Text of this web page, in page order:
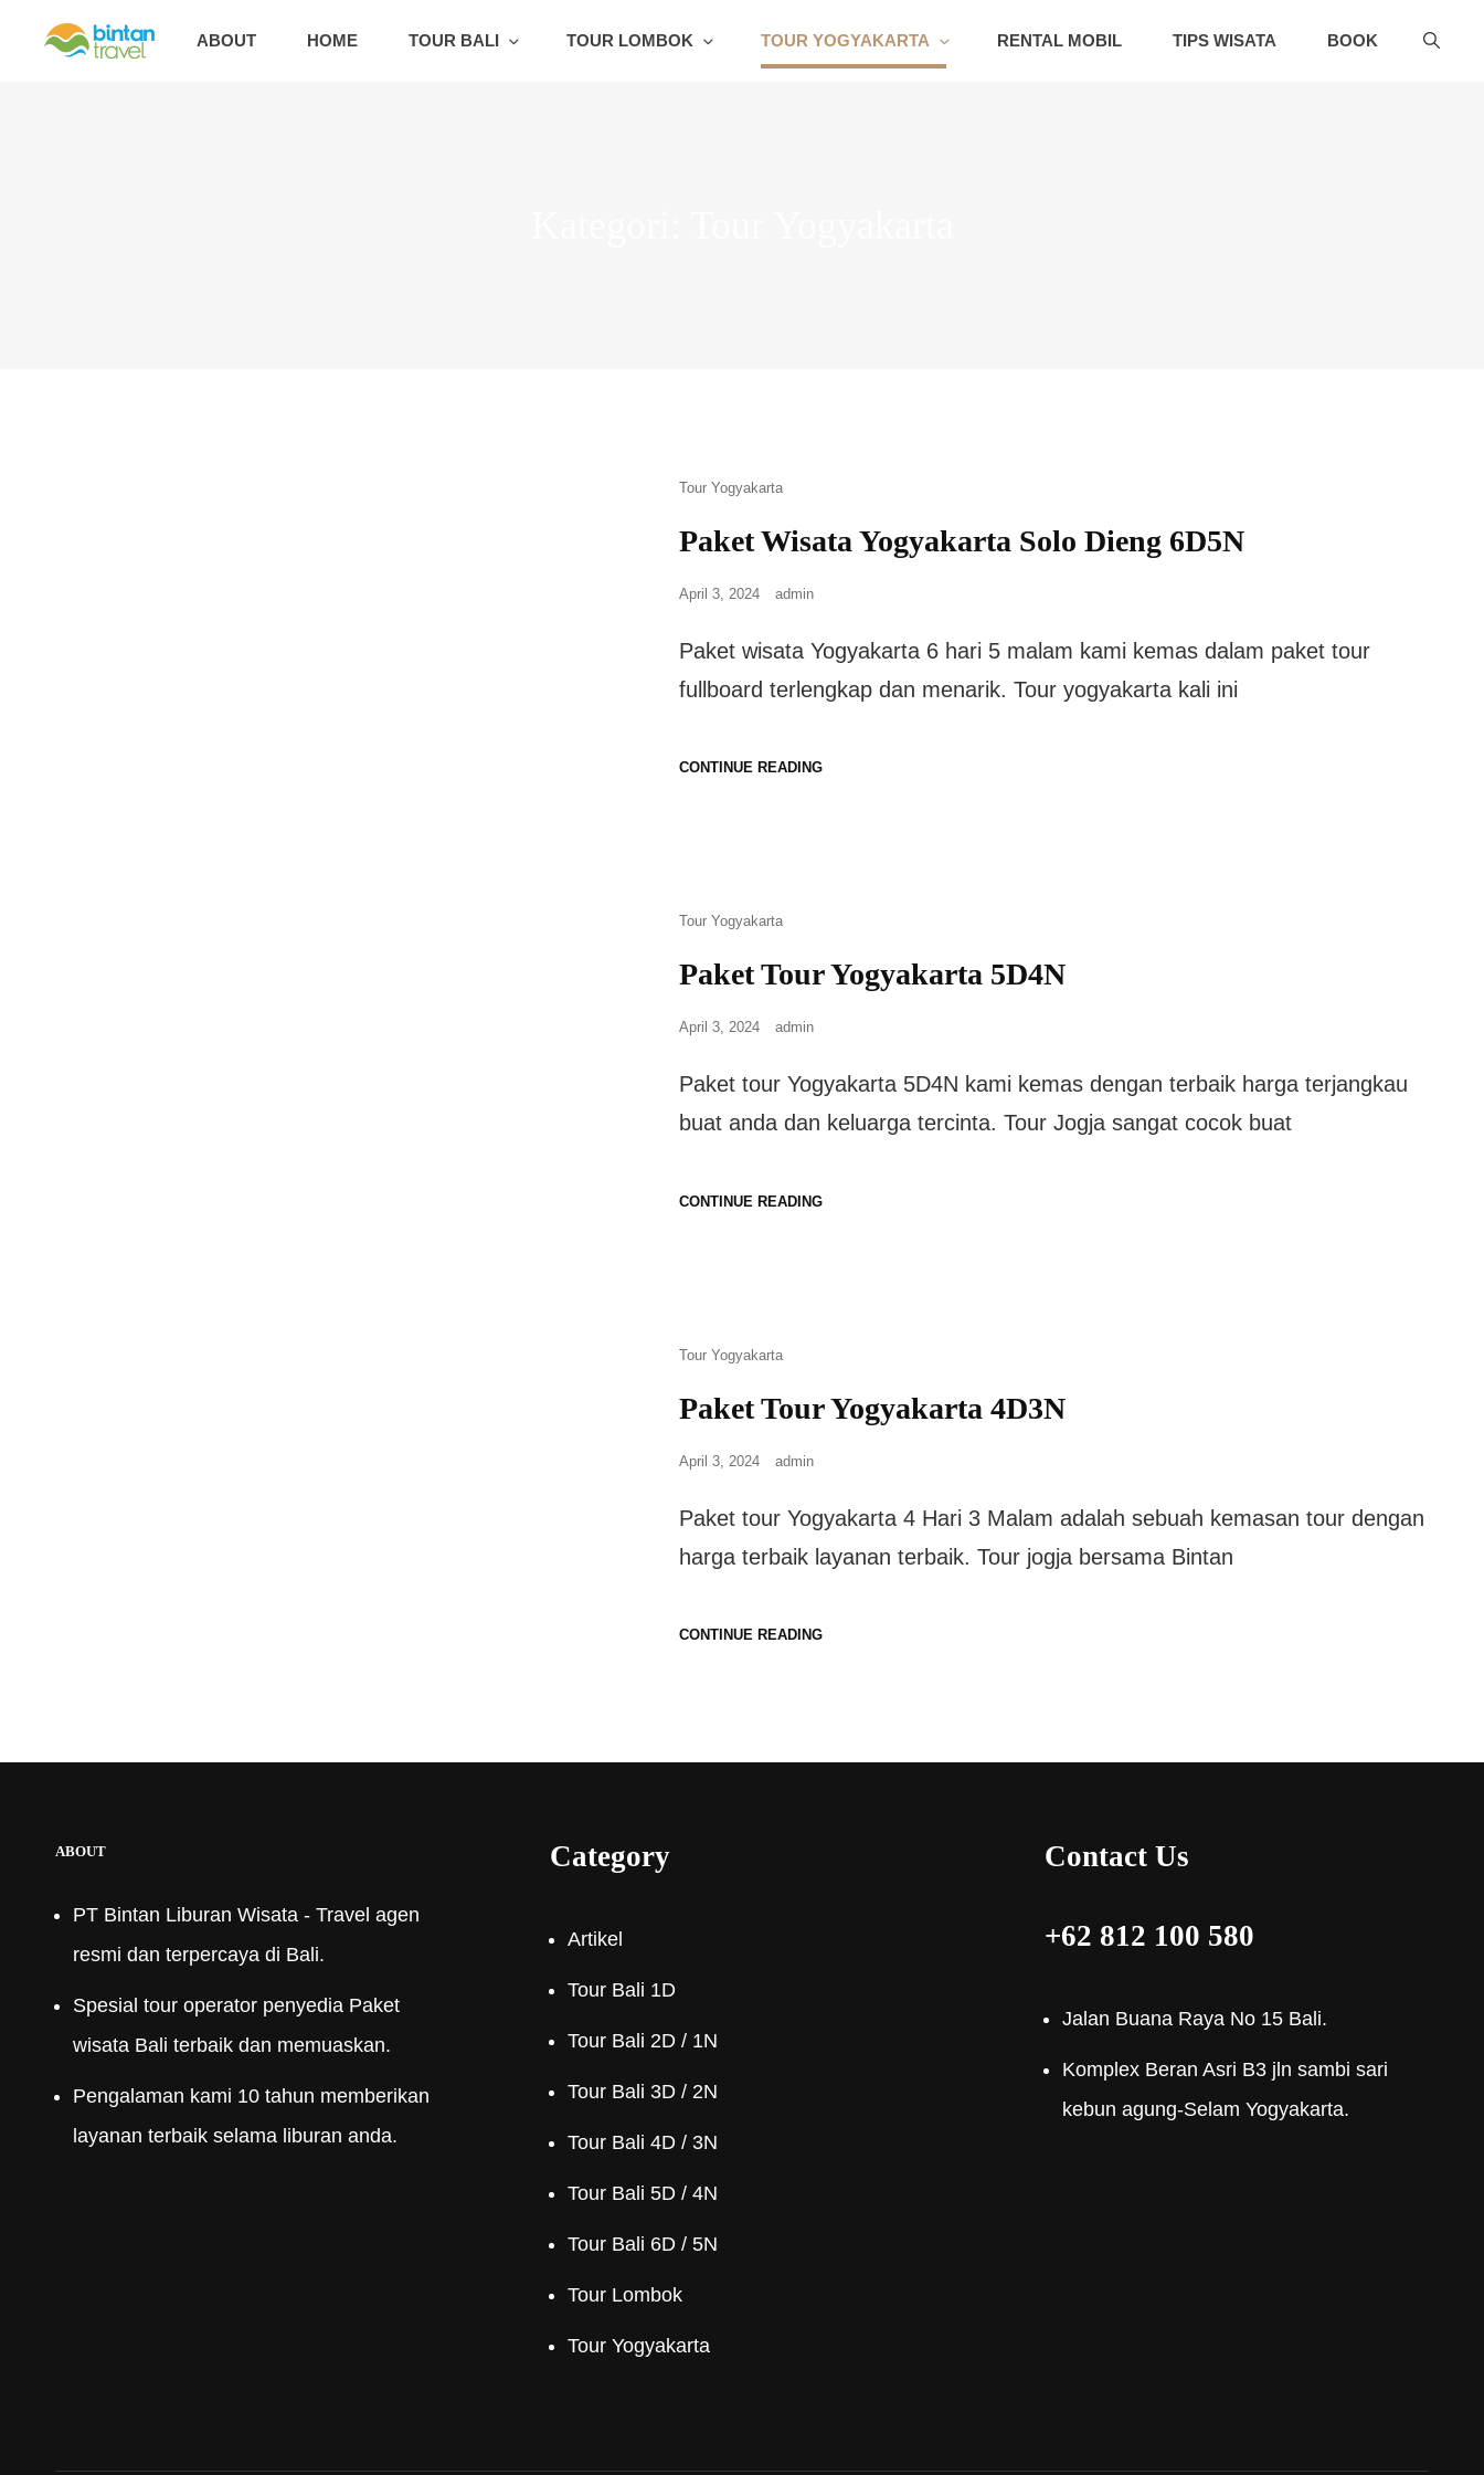
ABOUT HOME TOUR BALI TOUR LOMBOK TOUR YOGYAKARTA RENTAL MOBIL TIPS WISATA BOOK
Tour Yogyakarta
Paket Wisata Yogyakarta Solo Dieng 6D5N
April 3, 2024 admin
Paket wisata Yogyakarta 6 hari 5 malam kami kemas dalam paket tour
fullboard terlengkap dan menarik. Tour yogyakarta kali ini
CONTINUE READING
Tour Yogyakarta
Paket Tour Yogyakarta 5D4N
April 3, 2024 admin
Paket tour Yogyakarta 5D4N kami kemas dengan terbaik harga terjangkau
buat anda dan keluarga tercinta. Tour Jogja sangat cocok buat
CONTINUE READING
Tour Yogyakarta
Paket Tour Yogyakarta 4D3N
April 3, 2024 admin
Paket tour Yogyakarta 4 Hari 3 Malam adalah sebuah kemasan tour dengan
harga terbaik layanan terbaik. Tour jogja bersama Bintan
CONTINUE READING
ABOUT
PT Bintan Liburan Wisata - Travel agen
resmi dan terpercaya di Bali.
Spesial tour operator penyedia Paket
wisata Bali terbaik dan memuaskan.
Pengalaman kami 10 tahun memberikan
layanan terbaik selama liburan anda.
Category
Artikel
Tour Bali 1D
Tour Bali 2D / 1N
Tour Bali 3D / 2N
Tour Bali 4D / 3N
Tour Bali 5D / 4N
Tour Bali 6D / 5N
Tour Lombok
Tour Yogyakarta
Contact Us
+62 812 100 580
Jalan Buana Raya No 15 Bali.
Komplex Beran Asri B3 jln sambi sari
kebun agung-Selam Yogyakarta.